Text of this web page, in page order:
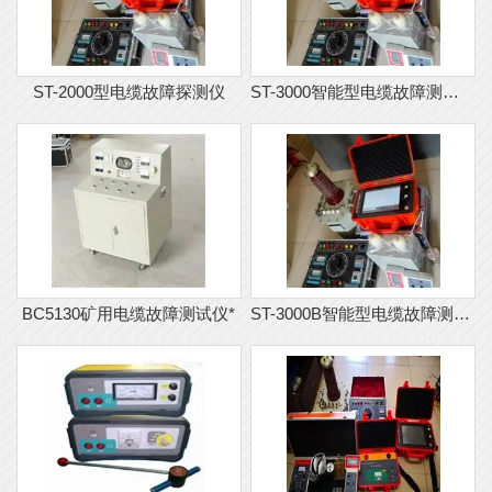
ST-2000型电缆故障探测仪 ST-3000智能型电缆故障测试仪
BC5130矿用电缆故障测试仪* ST-3000B智能型电缆故障测试仪